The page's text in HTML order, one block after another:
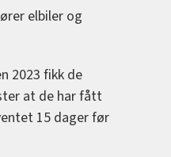
elbiler og
2023 fikk de
at de har fått
15 dager før